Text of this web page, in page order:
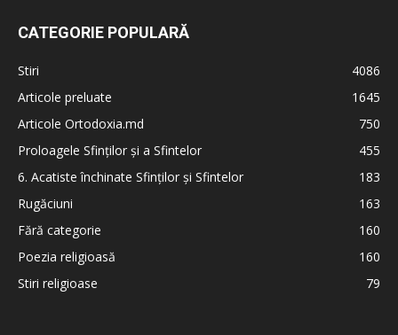
CATEGORIE POPULARĂ
Stiri
4086
Articole preluate
1645
Articole Ortodoxia.md
750
Proloagele Sfinților și a Sfintelor
455
6. Acatiste închinate Sfinților și Sfintelor
183
Rugăciuni
163
Fără categorie
160
Poezia religioasă
160
Stiri religioase
79